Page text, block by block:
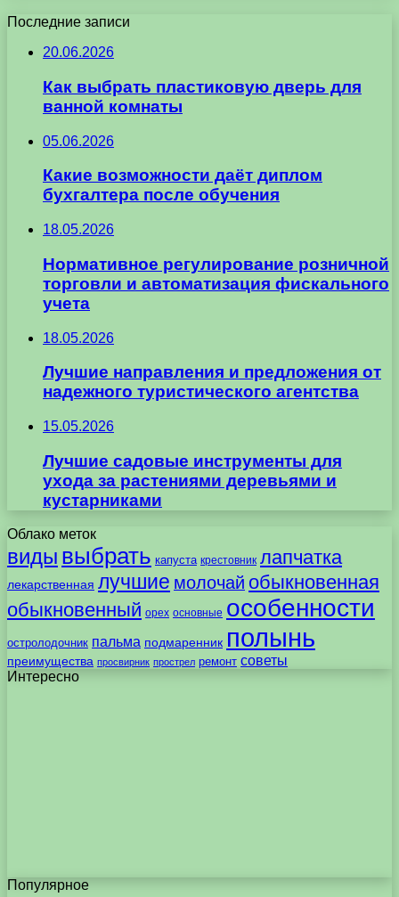
Последние записи
20.06.2026
Как выбрать пластиковую дверь для
ванной комнаты
05.06.2026
Какие возможности даёт диплом
бухгалтера после обучения
18.05.2026
Нормативное регулирование розничной
торговли и автоматизация фискального
учета
18.05.2026
Лучшие направления и предложения от
надежного туристического агентства
15.05.2026
Лучшие садовые инструменты для
ухода за растениями деревьями и
кустарниками
Облако меток
виды выбрать капуста крестовник лапчатка
лекарственная лучшие молочай обыкновенная
обыкновенный орех основные особенности
остролодочник пальма подмаренник полынь
преимущества просвирник прострел ремонт советы
Интересно
Популярное